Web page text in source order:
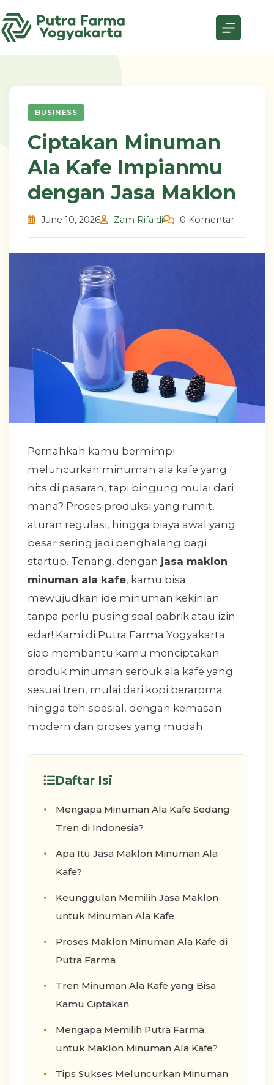
to
content
BUSINESS
Ciptakan Minuman
Ala Kafe Impianmu
dengan Jasa Maklon
June 10, 2026 Zam Rifaldi 0 Komentar
Pernahkah kamu bermimpi
meluncurkan minuman ala kafe yang
hits di pasaran, tapi bingung mulai dari
mana? Proses produksi yang rumit,
aturan regulasi, hingga biaya awal yang
besar sering jadi penghalang bagi
startup. Tenang, dengan jasa maklon
minuman ala kafe, kamu bisa
mewujudkan ide minuman kekinian
tanpa perlu pusing soal pabrik atau izin
edar! Kami di Putra Farma Yogyakarta
siap membantu kamu menciptakan
produk minuman serbuk ala kafe yang
sesuai tren, mulai dari kopi beraroma
hingga teh spesial, dengan kemasan
modern dan proses yang mudah.
Daftar Isi
Mengapa Minuman Ala Kafe Sedang
Tren di Indonesia?
Apa Itu Jasa Maklon Minuman Ala
Kafe?
Keunggulan Memilih Jasa Maklon
untuk Minuman Ala Kafe
Proses Maklon Minuman Ala Kafe di
Putra Farma
Tren Minuman Ala Kafe yang Bisa
Kamu Ciptakan
Mengapa Memilih Putra Farma
untuk Maklon Minuman Ala Kafe?
Tips Sukses Meluncurkan Minuman